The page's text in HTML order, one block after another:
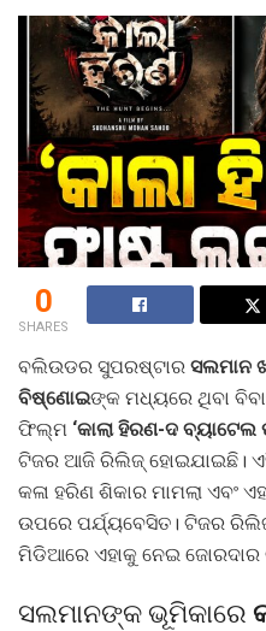
0
SHARES
ବଲିଉଡର ସୁପରଷ୍ଟାର ସଲମାନ
ବିଷ୍ଣୋଇଙ୍କ ମଧ୍ୟରେ ଥିବା
ଫିଲ୍ମ ‘କାଲା ହିରଣ-ଦ
ଟିଜର ଆଜି ରିଲିଜ୍ ହୋଇଯାଇଛି।
କଳା ହରିଣ ଶିକାର ମାମଲା ଏବଂ
ଉପରେ ପର୍ଯ୍ୟବେସିତ। ଟିଜର
ମିଡିଆରେ ଏହାକୁ ନେଇ ଜୋରଦାର
ସଲମାନଙ୍କ ଭୂମିକାରେ